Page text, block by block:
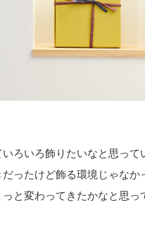
ろいろ飾りたいなと思って
ったけど飾る環境じゃなか
と変わってきたかなと思っ